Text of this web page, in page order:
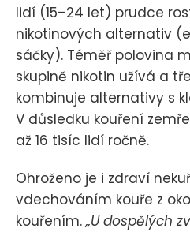
lidí (15–24 let) prudce
nikotinových alternativ
sáčky). Téměř polovina
skupině nikotin užívá a
kombinuje alternativy s
V důsledku kouření
až 16 tisíc lidí ročně.
Ohroženo je i zdraví
vdechováním kouře z
kouřením.„U dospělých